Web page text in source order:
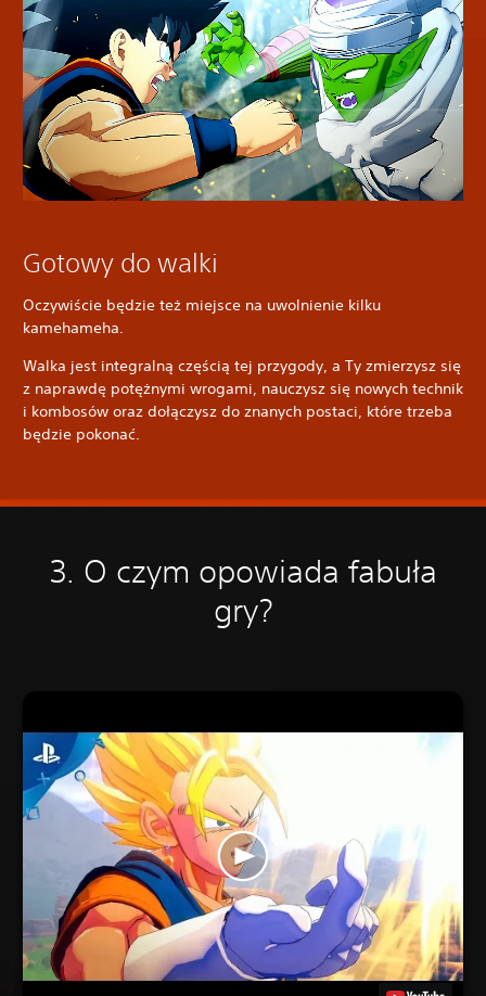
Gotowy do walki
Oczywiście będzie też miejsce na uwolnienie kilku
kamehameha.
Walka jest integralną częścią tej przygody, a Ty zmierzysz się
z naprawdę potężnymi wrogami, nauczysz się nowych technik
i kombosów oraz dołączysz do znanych postaci, które trzeba
będzie pokonać.
3. O czym opowiada fabuła
gry?